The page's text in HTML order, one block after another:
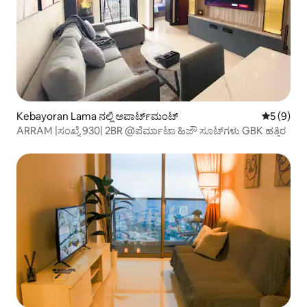
Kebayoran Lama ನಲ್ಲಿ ಅಪಾರ್ಟ್‌ಮಂಟ್ 5 ರಲ್ಲಿ 5
5 (9)
ARRAM |ಸಂಖ್ಯೆ 930| 2BR @ಪೆರ್ಮಾಟಾ ಹಿಜೌ ಸೂಟ್‌ಗಳು GBK ಹತ್ತಿರ